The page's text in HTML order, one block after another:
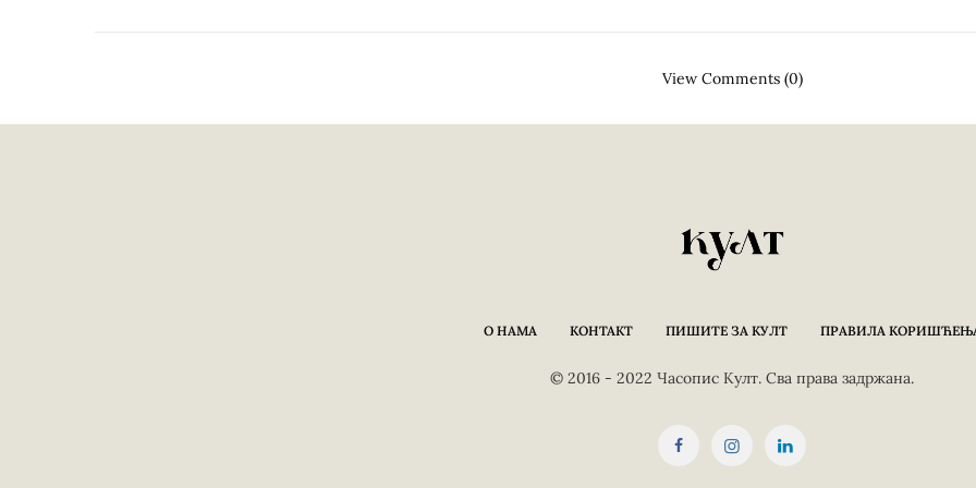
View Comments (0)
О НАМА КОНТАКТ ПИШИТЕ ЗА КУЛТ ПРАВИЛА
© 2016 - 2022 Часопис Култ. Сва права задржана.